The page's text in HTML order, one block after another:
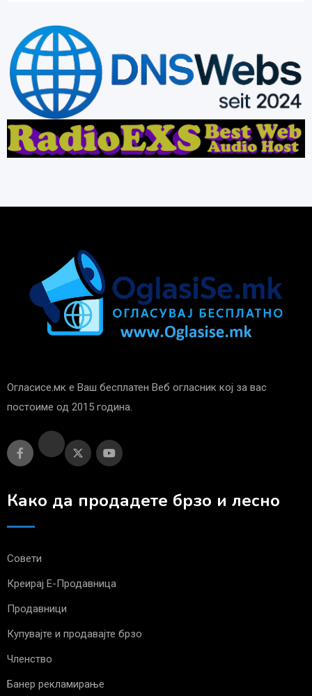
Огласисе.мк е Ваш бесплатен Веб огласник кој за вас
постоиме од 2015 година.
Како да продадете брзо и лесно
Совети
Креирај Е-Продавница
Продавници
Купувајте и продавајте брзо
Членство
Банер рекламирање